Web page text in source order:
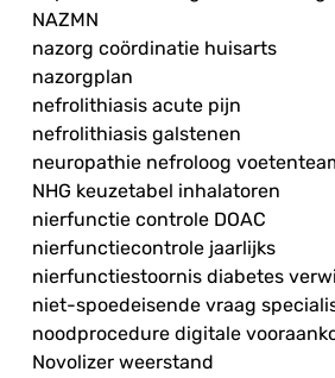
NAZMN
nazorg coördinatie huisarts
nazorgplan
nefrolithiasis acute pijn
nefrolithiasis galstenen
neuropathie nefroloog
NHG keuzetabel inhalatoren
nierfunctie controle DOAC
nierfunctiecontrole jaarlijks
nierfunctiestoornis diabetes
niet-spoedeisende vraag
noodprocedure digitale
Novolizer weerstand